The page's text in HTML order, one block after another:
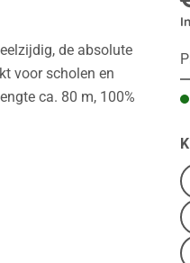
de absolute
voor scholen en
ca. 80 m, 100%